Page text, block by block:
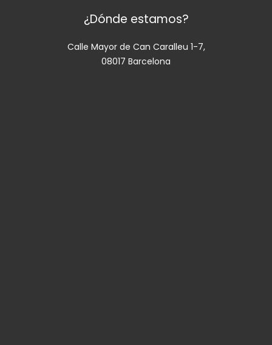
¿Dónde estamos?
Calle Mayor de Can Caralleu 1-7,
08017 Barcelona